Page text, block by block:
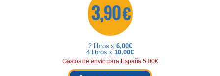
3,90 €
2 libros x 6,00€
4 libros x 10,00€
Gastos de envio para España 5,00€